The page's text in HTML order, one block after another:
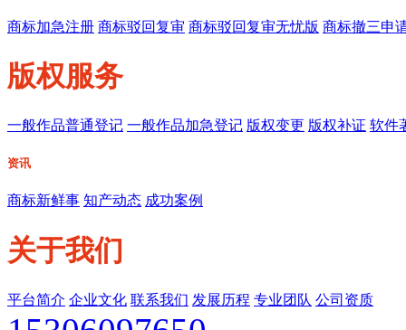
商标加急注册 商标驳回复审 商标驳回复审无忧版 商标撤三申
版权服务
一般作品普通登记 一般作品加急登记 版权变更 版权补证 软件
资讯
商标新鲜事 知产动态 成功案例
关于我们
平台简介 企业文化 联系我们 发展历程 专业团队 公司资质